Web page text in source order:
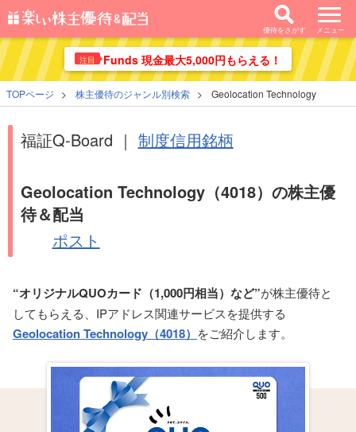
優待をさがす メニュー
注目 Funds 現金最大5,000円もらえる！
TOPページ 株主優待のジャンル別検索 Geolocation Technology
福証Q-Board ｜ 制度信用銘柄
Geolocation Technology（4018）の株主優
待＆配当
ポスト
“オリジナルQUOカード（1,000円相当）など”が株主優待と
してもらえる、IPアドレス関連サービスを提供する
Geolocation Technology（4018） をご紹介します。